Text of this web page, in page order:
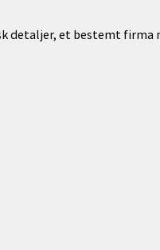
detaljer, et bestemt